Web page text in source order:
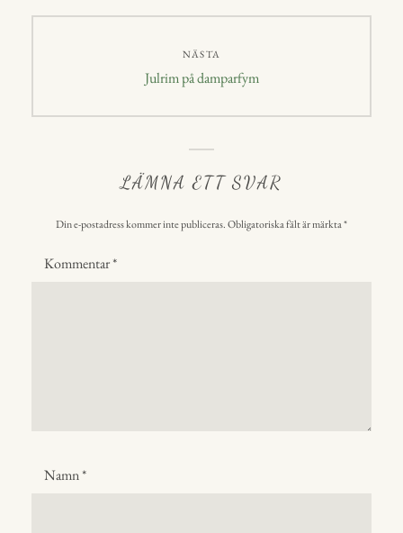
NÄSTA
Nästa
Julrim på damparfym
LÄMNA ETT SVAR
Din e-postadress kommer inte publiceras.Obligatoriska fält är märkta*
Kommentar*
Namn*